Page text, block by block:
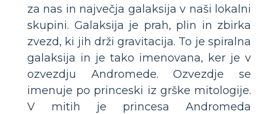
za nas in največja galaksija v naši lokalni
skupini. Galaksija je prah, plin in zbirka
zvezd, ki jih drži gravitacija. To je spiralna
galaksija in je tako imenovana, ker je v
ozvezdju Andromede. Ozvezdje se
imenuje po princeski iz grške mitologije.
V mitih je princesa Andromeda